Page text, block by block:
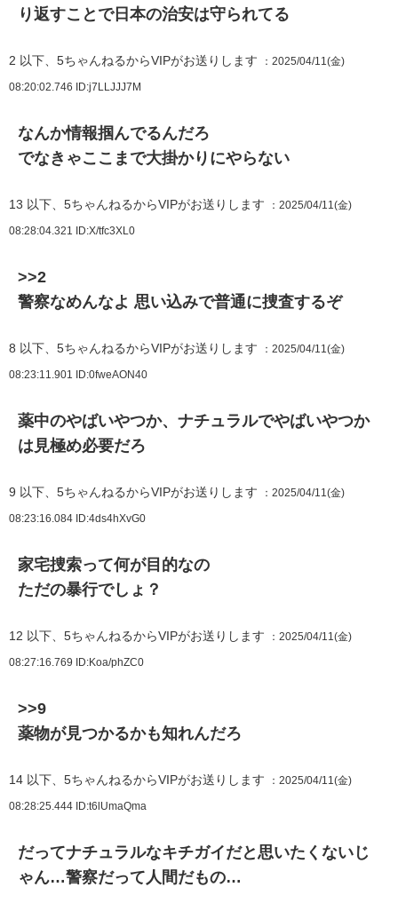
り返すことで日本の治安は守られてる
2 以下、5ちゃんねるからVIPがお送りします ：2025/04/11(金)
08:20:02.746 ID:j7LLJJJ7M
なんか情報掴んでるんだろ
でなきゃここまで大掛かりにやらない
13 以下、5ちゃんねるからVIPがお送りします ：2025/04/11(金)
08:28:04.321 ID:X/tfc3XL0
>>2
警察なめんなよ 思い込みで普通に捜査するぞ
8 以下、5ちゃんねるからVIPがお送りします ：2025/04/11(金)
08:23:11.901 ID:0fweAON40
薬中のやばいやつか、ナチュラルでやばいやつか
は見極め必要だろ
9 以下、5ちゃんねるからVIPがお送りします ：2025/04/11(金)
08:23:16.084 ID:4ds4hXvG0
家宅捜索って何が目的なの
ただの暴行でしょ？
12 以下、5ちゃんねるからVIPがお送りします ：2025/04/11(金)
08:27:16.769 ID:Koa/phZC0
>>9
薬物が見つかるかも知れんだろ
14 以下、5ちゃんねるからVIPがお送りします ：2025/04/11(金)
08:28:25.444 ID:t6lUmaQma
だってナチュラルなキチガイだと思いたくないじ
ゃん…警察だって人間だもの…